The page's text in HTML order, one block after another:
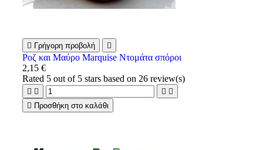
 Γρήγορη προβολή 
Ροζ και Μαύρο Marquise Ντομάτα σπόροι
2,15 €
Rated 5 out of 5 stars based on 26 review(s)
   
 Προσθήκη στο καλάθι